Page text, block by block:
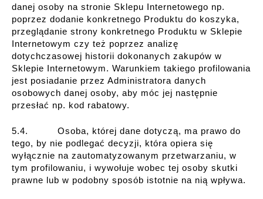
danej osoby na stronie Sklepu Internetowego np.
poprzez dodanie konkretnego Produktu do koszyka,
przeglądanie strony konkretnego Produktu w Sklepie
Internetowym czy też poprzez analizę
dotychczasowej historii dokonanych zakupów w
Sklepie Internetowym. Warunkiem takiego profilowania
jest posiadanie przez Administratora danych
osobowych danej osoby, aby móc jej następnie
przesłać np. kod rabatowy.
5.4. Osoba, której dane dotyczą, ma prawo do
tego, by nie podlegać decyzji, która opiera się
wyłącznie na zautomatyzowanym przetwarzaniu, w
tym profilowaniu, i wywołuje wobec tej osoby skutki
prawne lub w podobny sposób istotnie na nią wpływa.